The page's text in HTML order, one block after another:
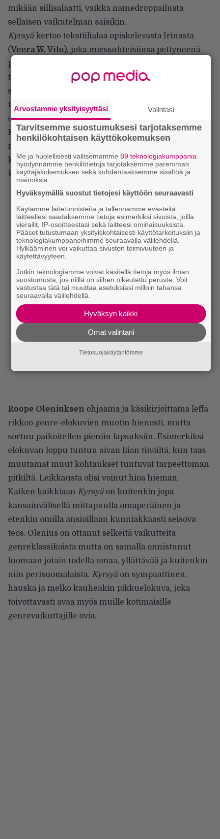
mikään sillisalaatti, vaikka namedroppailusta
sellaisen vaikutelman saisikin.
Kyrsyäkertoo tekstiilialaa opiskelevasta Irinasta
(Veera W. Vilo), joka miessuhteisiinsa pettyneenä
pakenee idylliseen pikkukylään, Kyrsyään, josta on
tarjottu hänelle kesätyöpaikka. Saavuttuaan
syrjäiseen, metsän keskellä sijaitsevaan kylään, hän
tauaa pian tehneensä suuren virheen. Kylän asukit
ovat toinen toistaan oudompia tapauksia.
Kyrsyäläiset ovat jymähtäneet jonnekin kaukaiseen
menneisyyteen, jossa ei ole poliittisesta
korrektiudesta, tasa-arvosta tai naisten oikeuksista
kuultukaan.
Roope Oleniuksen ohjaama ja käsikirjoittama leffa
rikkoo genre-elokuvien muotin hienosti, mutta
sortuu paikoitellen pieniin lapsuksiin. Esimerkiksi
elokuvan loppu tuntuu aivan liian tiiviiltä, kun taas
muutamat muut kohtaukset tuntuvat tarpeettoman
pitkiltä. Leikkausta olisi voinut hioa hieman.
Kaiken kaikkiaan Kyrsyäon kuitenkin jopa
kansainvälisellä mittapuulla omaperäinen ja
etenkin omilla ansioillaan kunniakkaasti seisova
teos. Olenius on ottanut selkeitä vaikutteita
genreklassikoista mutta on samalla onnistunut
luomaan jotain todella omaa, yllättävää ja kuitenkin
niin perisuomalaista. Kyrsyäon sympaattinen,
hauska ja melko kauheakin pikkuelokuva, joka
toivottavasti avaa myös muille kotimaisille
genrevaikuttajille ovia.
Arvostamme yksityisyyttäsi Valintasi
Tarvitsemme suostumuksesi tarjotaksemme
henkilökohtaisen käyttökokemuksen
Me ja huolellisesti valitsemamme 89 teknologiakumppania
hyödynnämme henkilötietoja tarjotaksemme paremman
käyttäjäkokemuksen sekä kohdentaaksemme sisältöä ja
mainoksia.
Hyväksymällä suostut tietojesi käyttöön seuraavasti
Käytämme laitetunnisteita ja tallennamme evästeitä
laitteellesi saadaksemme tietoja esimerkiksi sivuista, joilla
vierailit, IP-osoitteestasi sekä laitteesi ominaisuuksista.
Pääset tutustumaan yksityiskohtaisesti käyttötarkoituksiin ja
teknologiakumppaneihimme seuraavalla välilehdellä.
Hylkääminen voi vaikuttaa sivuston toimivuuteen ja
käytettävyyteen.
Jotkin teknologiamme voivat käsitellä tietoja myös ilman
suostumusta, jos niillä on siihen oikeutettu peruste. Voit
vastustaa tätä tai muuttaa asetuksiasi milloin tahansa
seuraavalla välilehdellä.
Hyväksyn kaikki
Omat valintani
Tietosuojakäytäntömme